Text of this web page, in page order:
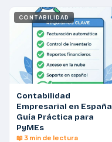
CONTABILIDAD
Contabilidad
Empresarial en
Guía Práctica para
PyMEs
📖 3 min de lectura